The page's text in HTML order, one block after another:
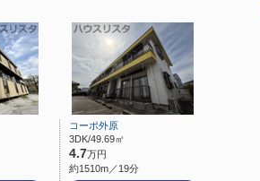
コーポ外原
3DK/49.69㎡
4.7万円
約1510m／19分